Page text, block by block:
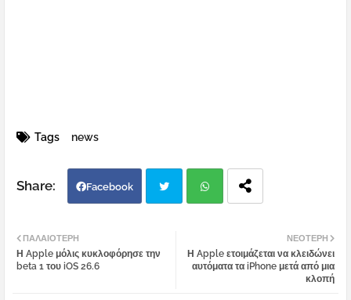
Tags news
Facebook
tter atsa
ΝΕΌΤΕΡΗ
Η Apple ετοιμάζεται να κλειδώνει
αυτόματα τα iPhone μετά από μια
κλοπή
ΠΑΛΑΙΌΤΕΡΗ
Η Apple μόλις κυκλοφόρησε την
beta 1 του iOS 26.6